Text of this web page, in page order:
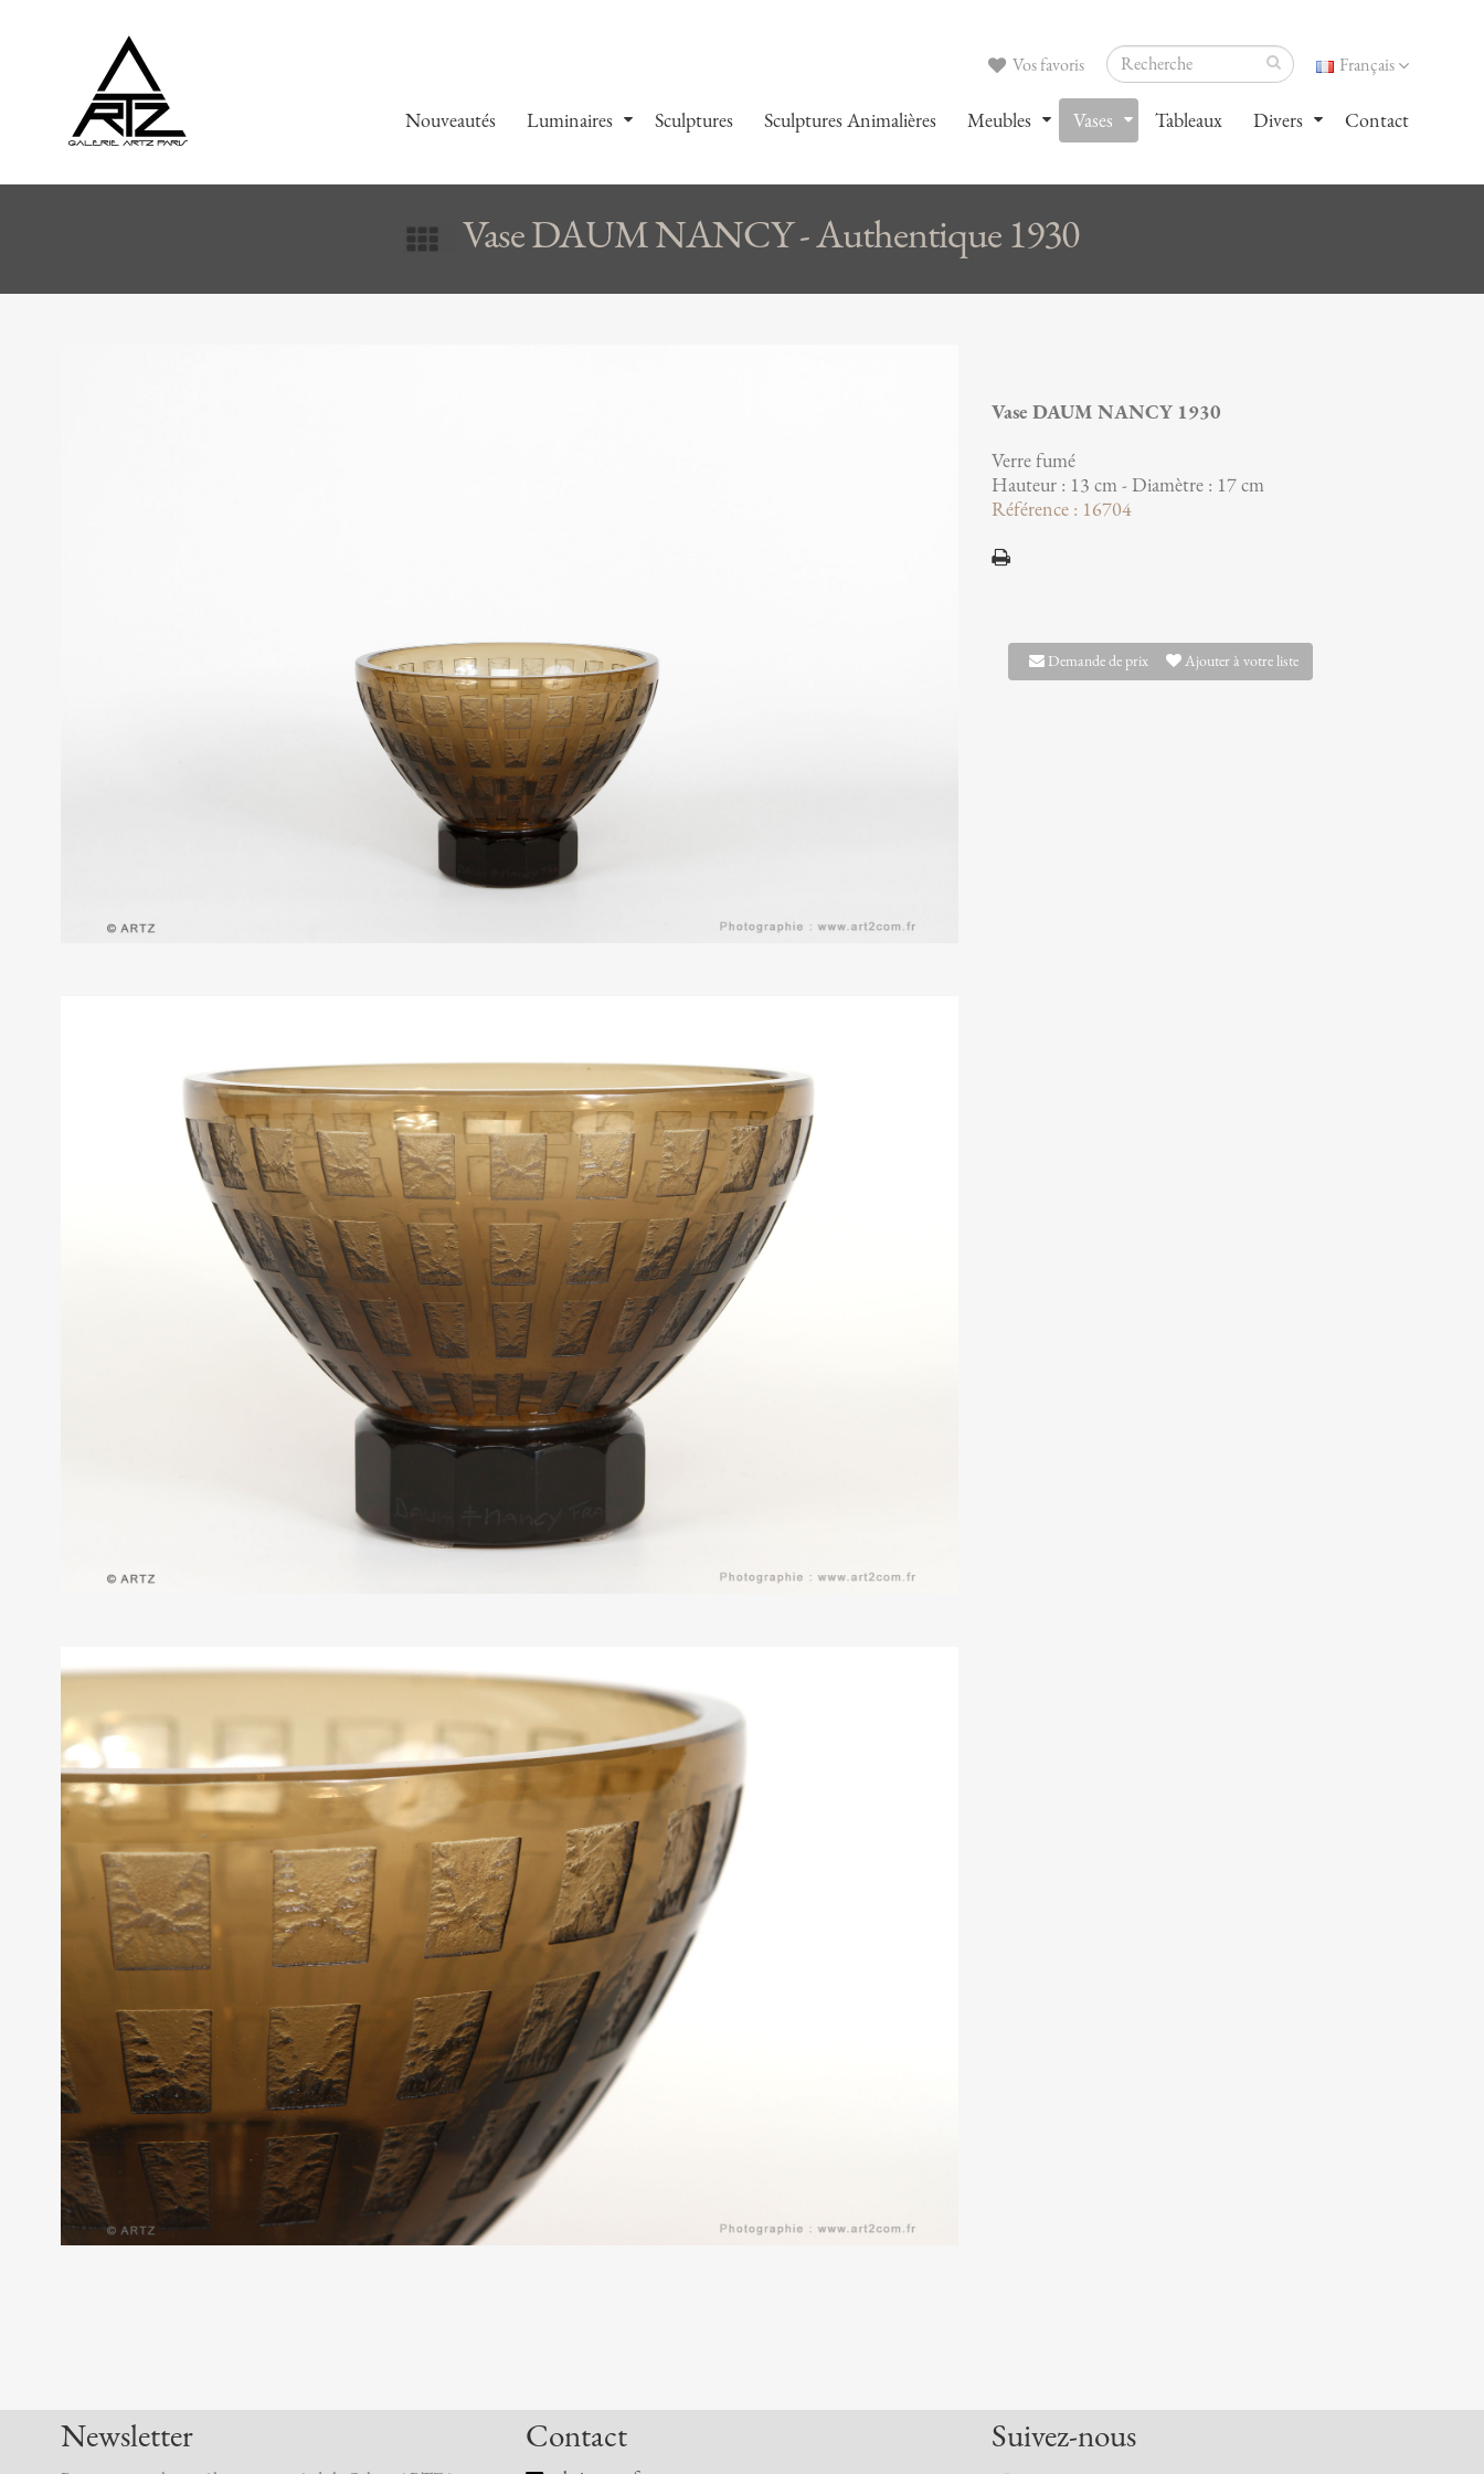
Français
Vos favoris
Nouveautés Luminaires Sculptures Sculptures Animalières Meubles Vases Tableaux Divers Contact
Vase DAUM NANCY - Authentique 1930
Vase DAUM NANCY 1930
Verre fumé
Hauteur : 13 cm - Diamètre : 17 cm
Référence : 16704
Demande de prix Ajouter à votre liste
Newsletter Contact Suivez-nous